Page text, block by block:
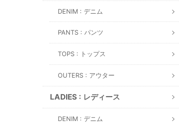
DENIM : デニム
PANTS : パンツ
TOPS : トップス
OUTERS : アウター
LADIES : レディース
DENIM : デニム